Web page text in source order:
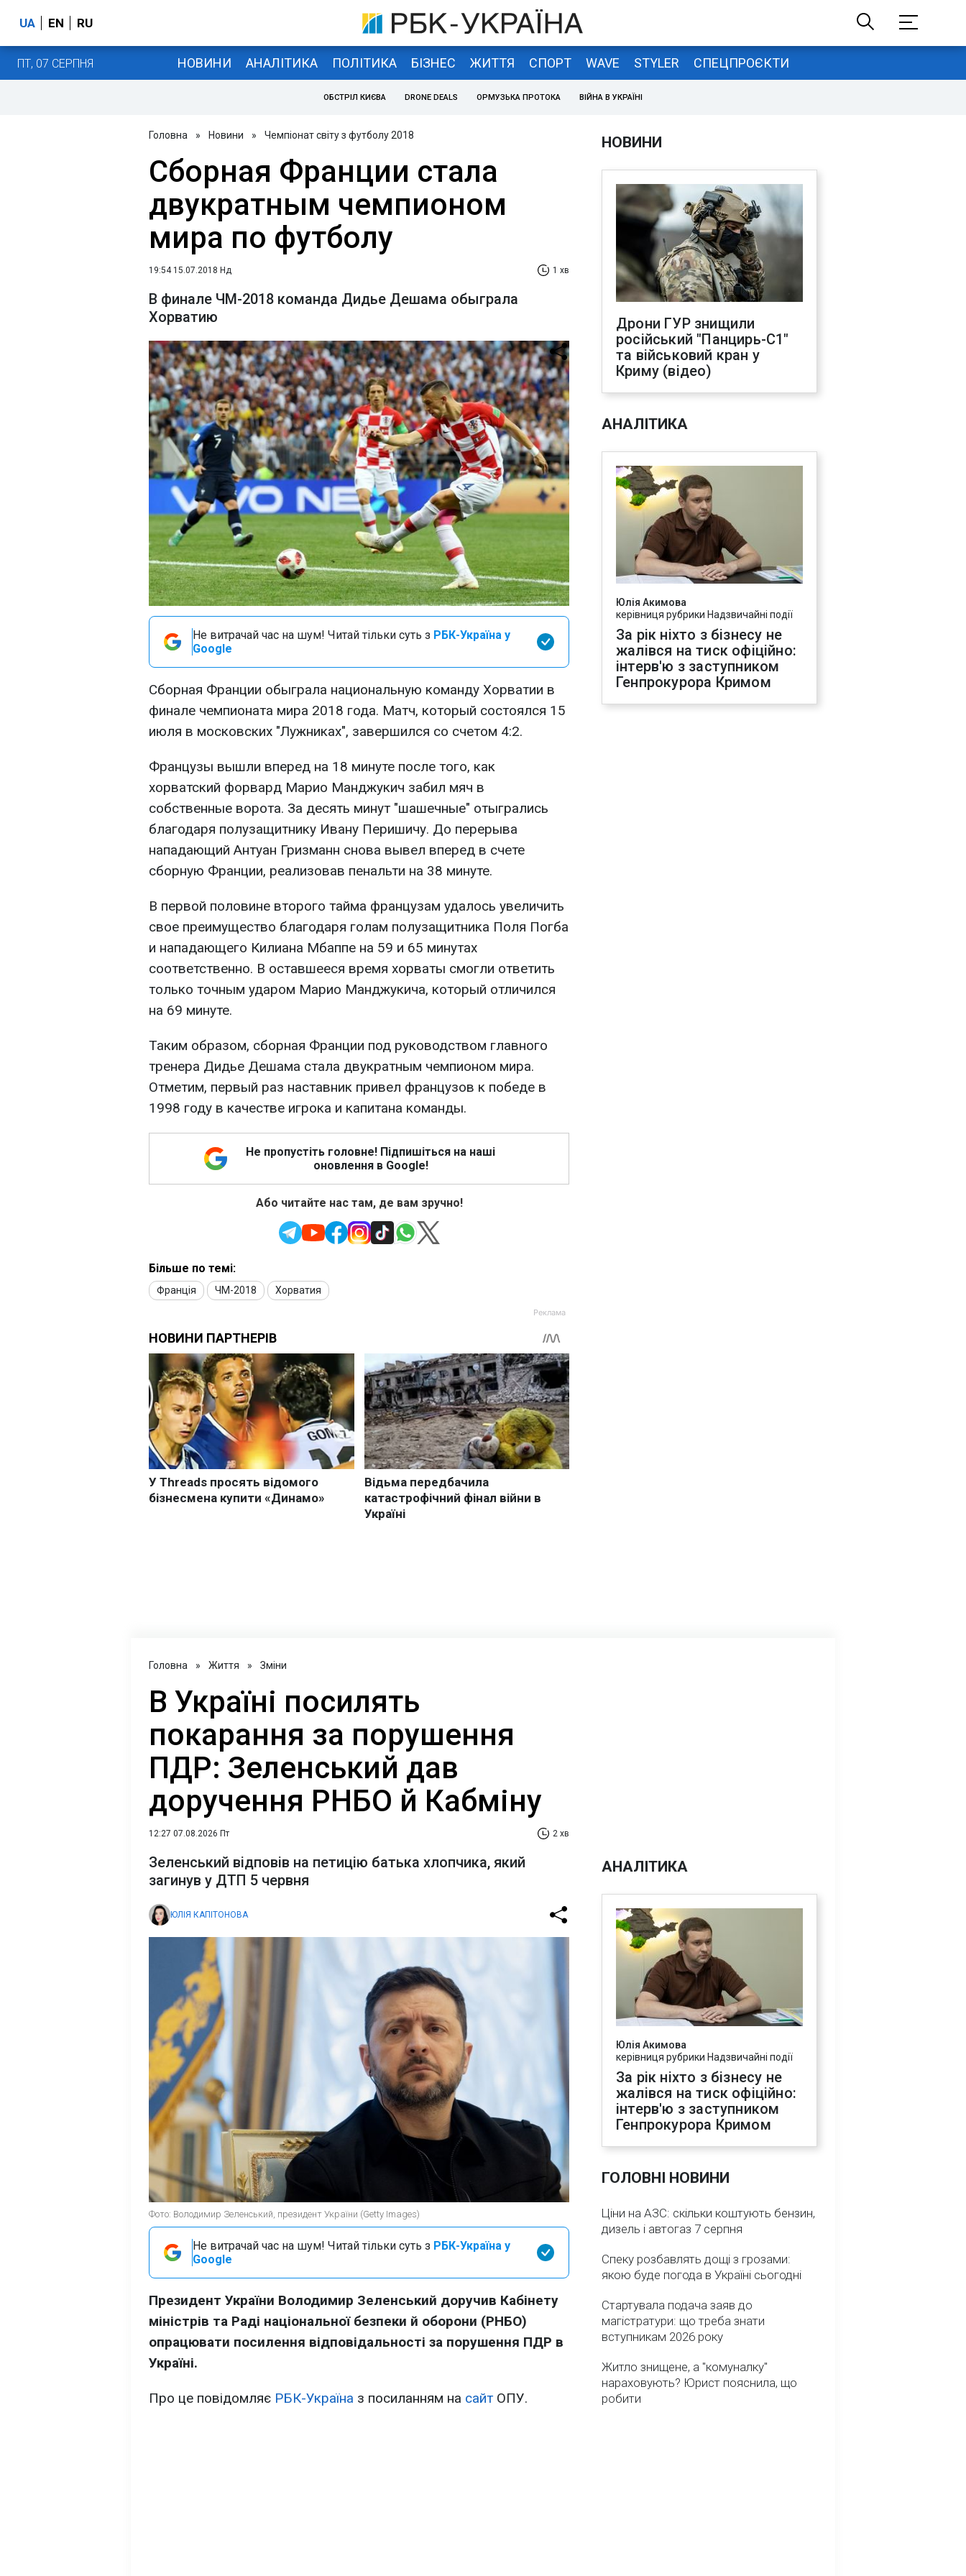
UA EN RU
ПТ, 07 СЕРПНЯ НОВИНИ АНАЛІТИКА ПОЛІТИКА БІЗНЕС ЖИТТЯ СПОРТ WAVE STYLER СПЕЦПРОЄКТИ
ОБСТРІЛ КИЄВА DRONE DEALS ОРМУЗЬКА ПРОТОКА ВІЙНА В УКРАЇНІ
Головна » Новини » Чемпіонат світу з футболу 2018
Сборная Франции стала
двукратным чемпионом
мира по футболу
19:54 15.07.2018 Нд 1 хв
В финале ЧМ-2018 команда Дидье Дешама обыграла
Хорватию
Не витрачай час на шум! Читай тільки суть з РБК-Україна у
Google
Сборная Франции обыграла национальную команду Хорватии в
финале чемпионата мира 2018 года. Матч, который состоялся 15
июля в московских "Лужниках", завершился со счетом 4:2.
Французы вышли вперед на 18 минуте после того, как
хорватский форвард Марио Манджукич забил мяч в
собственные ворота. За десять минут "шашечные" отыгрались
благодаря полузащитнику Ивану Перишичу. До перерыва
нападающий Антуан Гризманн снова вывел вперед в счете
сборную Франции, реализовав пенальти на 38 минуте.
В первой половине второго тайма французам удалось увеличить
свое преимущество благодаря голам полузащитника Поля Погба
и нападающего Килиана Мбаппе на 59 и 65 минутах
соответственно. В оставшееся время хорваты смогли ответить
только точным ударом Марио Манджукича, который отличился
на 69 минуте.
Таким образом, сборная Франции под руководством главного
тренера Дидье Дешама стала двукратным чемпионом мира.
Отметим, первый раз наставник привел французов к победе в
1998 году в качестве игрока и капитана команды.
Не пропустіть головне! Підпишіться на наші
оновлення в Google!
Або читайте нас там, де вам зручно!
Більше по темі:
Франція ЧМ-2018 Хорватия
НОВИНИ
Дрони ГУР знищили
російський "Панцирь-С1"
та військовий кран у
Криму (відео)
АНАЛІТИКА
Юлія Акимова
керівниця рубрики Надзвичайні події
За рік ніхто з бізнесу не
жалівся на тиск офіційно:
інтерв'ю з заступником
Генпрокурора Кримом
Головна » Життя » Зміни
В Україні посилять
покарання за порушення
ПДР: Зеленський дав
доручення РНБО й Кабміну
12:27 07.08.2026 Пт 2 хв
Зеленський відповів на петицію батька хлопчика, який
загинув у ДТП 5 червня
ЮЛІЯ КАПІТОНОВА
Фото: Володимир Зеленський, президент України (Getty Images)
Не витрачай час на шум! Читай тільки суть з РБК-Україна у
Google
Президент України Володимир Зеленський доручив Кабінету
міністрів та Раді національної безпеки й оборони (РНБО)
опрацювати посилення відповідальності за порушення ПДР в
Україні.
Про це повідомляє РБК-Україна з посиланням на сайт ОПУ.
АНАЛІТИКА
Юлія Акимова
керівниця рубрики Надзвичайні події
За рік ніхто з бізнесу не
жалівся на тиск офіційно:
інтерв'ю з заступником
Генпрокурора Кримом
ГОЛОВНІ НОВИНИ
Ціни на АЗС: скільки коштують бензин,
дизель і автогаз 7 серпня
Спеку розбавлять дощі з грозами:
якою буде погода в Україні сьогодні
Стартувала подача заяв до
магістратури: що треба знати
вступникам 2026 року
Житло знищене, а "комуналку"
нараховують? Юрист пояснила, що
робити